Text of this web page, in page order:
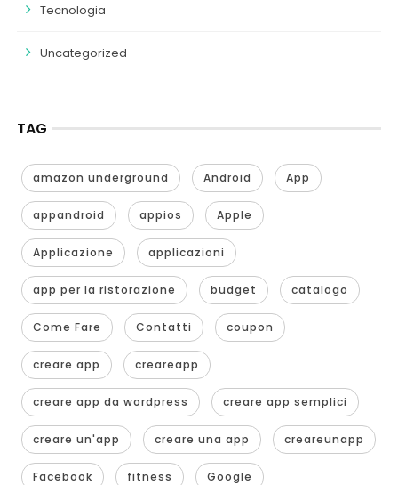
Tecnologia
Uncategorized
TAG
amazon underground Android App
appandroid appios Apple
Applicazione applicazioni
app per la ristorazione budget catalogo
Come Fare Contatti coupon
creare app creareapp
creare app da wordpress creare app semplici
creare un'app creare una app creareunapp
Facebook fitness Google